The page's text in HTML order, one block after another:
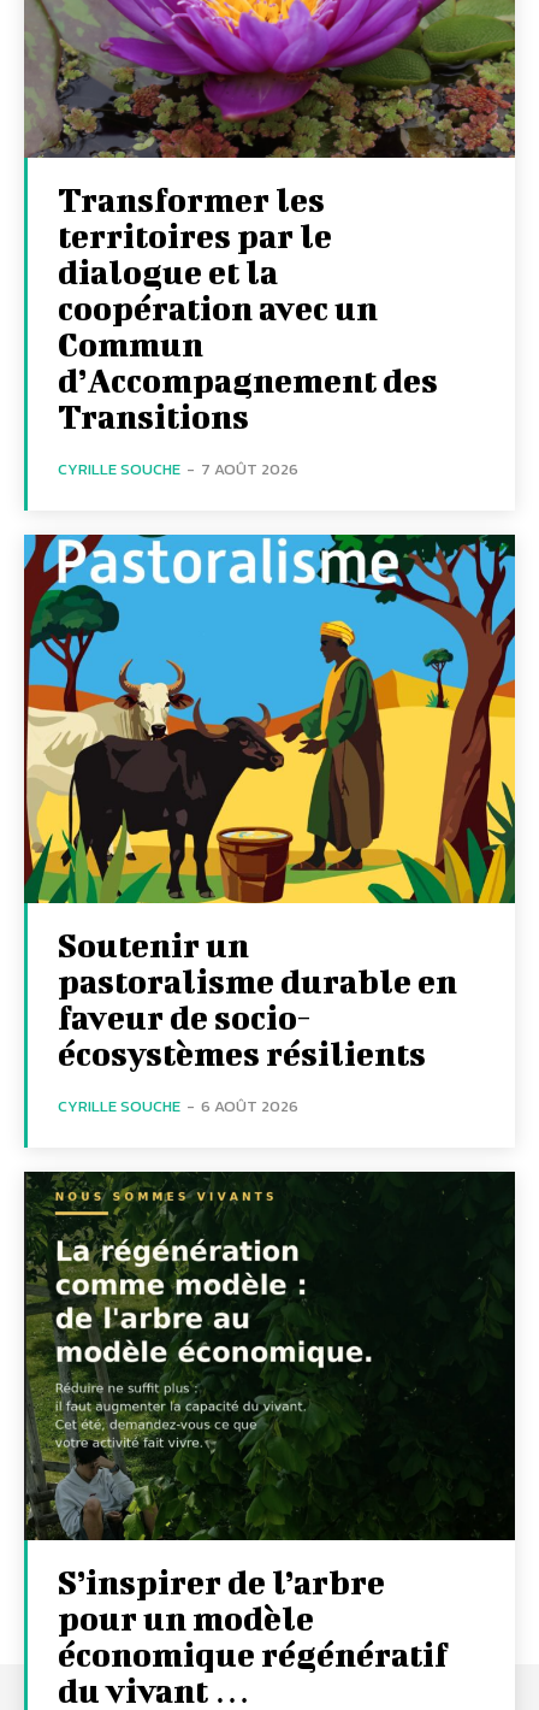
Transformer les
territoires par le
dialogue et la
coopération avec un
Commun
d’Accompagnement des
Transitions
CYRILLE SOUCHE - 7 AOÛT 2026
Soutenir un
pastoralisme durable en
faveur de socio-
écosystèmes résilients
CYRILLE SOUCHE - 6 AOÛT 2026
S’inspirer de l’arbre
pour un modèle
économique régénératif
du vivant …